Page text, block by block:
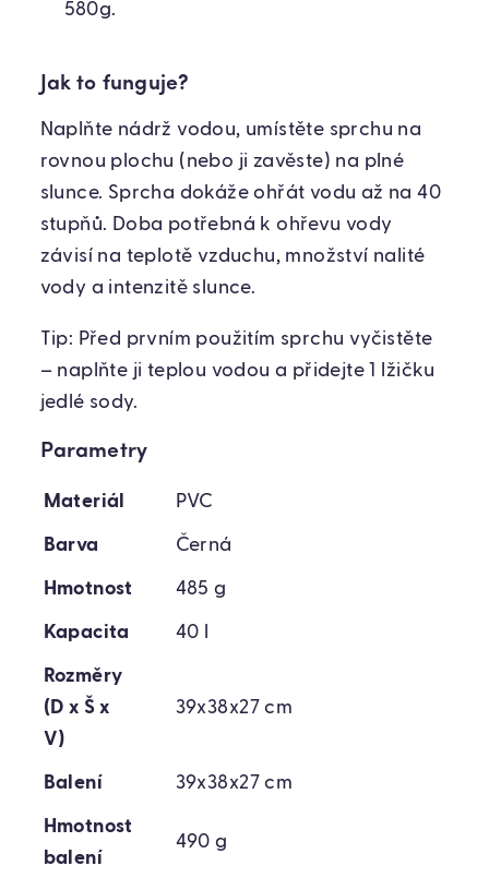
580g.
Jak to funguje?
Naplňte nádrž vodou, umístěte sprchu na
rovnou plochu (nebo ji zavěste) na plné
slunce. Sprcha dokáže ohřát vodu až na 40
stupňů. Doba potřebná k ohřevu vody
závisí na teplotě vzduchu, množství nalité
vody a intenzitě slunce.
Tip: Před prvním použitím sprchu vyčistěte
– naplňte ji teplou vodou a přidejte 1 lžičku
jedlé sody.
Parametry
Materiál PVC
Barva Černá
Hmotnost 485 g
Kapacita 40 l
Rozměry
(D x Š x
V)
39x38x27 cm
Balení 39x38x27 cm
Hmotnost
balení
490 g